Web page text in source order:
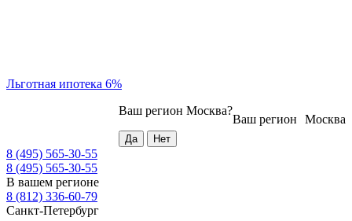
Льготная ипотека 6%
Москва
Ваш регион
Ваш регион Москва?
8 (495) 565-30-55
8 (495) 565-30-55
В вашем регионе
8 (812) 336-60-79
Санкт-Петербург